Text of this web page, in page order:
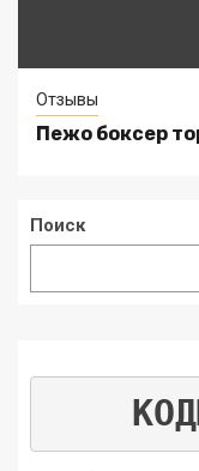
Отзывы
Пежо боксер
Поиск